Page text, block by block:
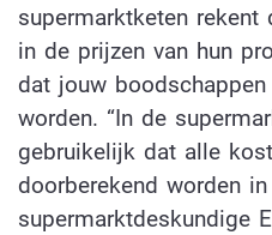
supermarktketen
in de prijzen van hun
dat jouw
worden. “In de
gebruikelijk dat alle
doorberekend worden
supermarktdeskundige